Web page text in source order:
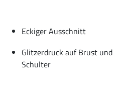
Eckiger Ausschnitt
Glitzerdruck auf Brust und
Schulter